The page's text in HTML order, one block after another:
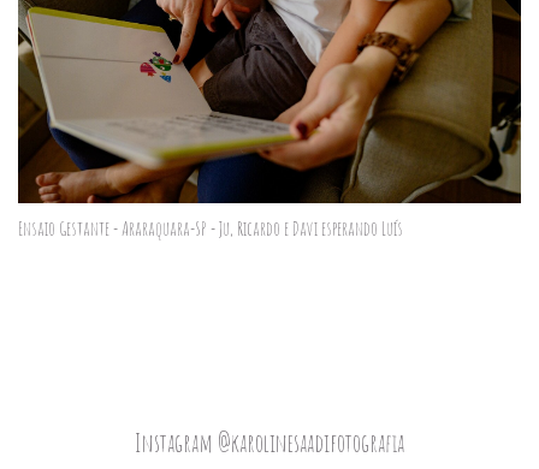
Ensaio Gestante - Araraquara-SP - Ju, Ricardo e Davi esperando Luís
Instagram @karolinesaadifotografia